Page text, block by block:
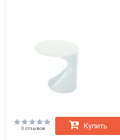
0 отзывов Купить